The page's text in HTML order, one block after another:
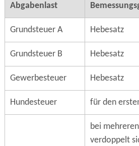
Abgabenlast
Grundsteuer A Hebesatz
Grundsteuer B Hebesatz
Gewerbesteuer Hebesatz
Hundesteuer für den
bei
verdoppelt